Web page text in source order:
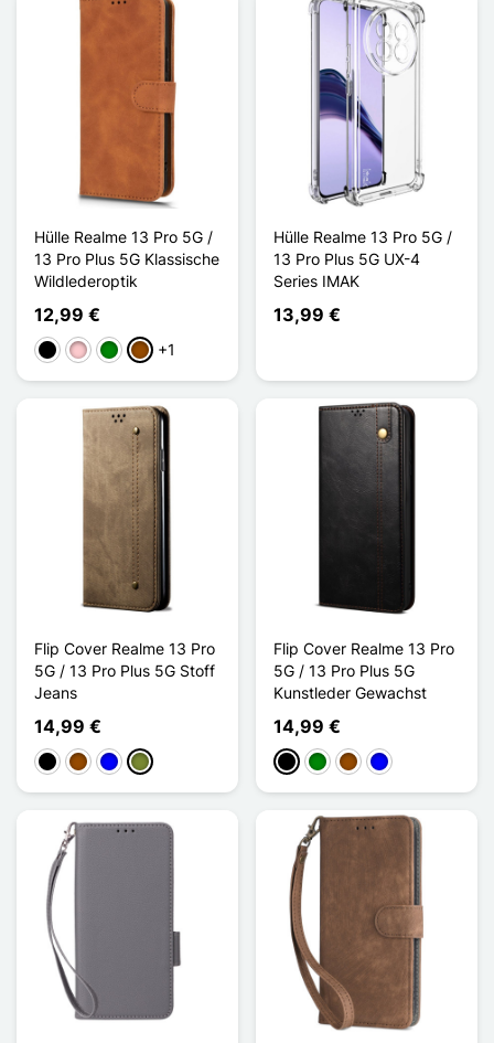
Hülle Realme 13 Pro 5G /
13 Pro Plus 5G Klassische
Wildlederoptik
12,99 €
Schwarz
PinkGrünBraun
+1
Hülle Realme 13 Pro 5G /
13 Pro Plus 5G UX-4
Series IMAK
13,99 €
Flip Cover Realme 13 Pro
5G / 13 Pro Plus 5G Stoff
Jeans
14,99 €
Schwarz
BraunBlauKhaki
Flip Cover Realme 13 Pro
5G / 13 Pro Plus 5G
Kunstleder Gewachst
14,99 €
Schwarz
GrünBraunBlau